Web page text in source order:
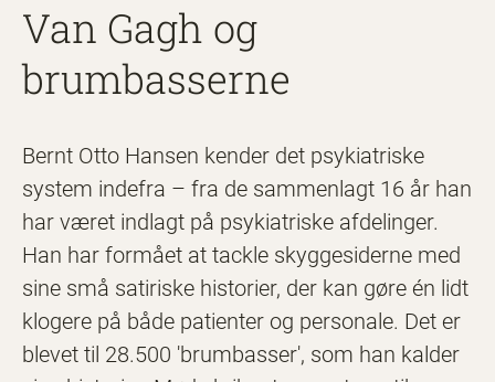
Van Gagh og
brumbasserne
Bernt Otto Hansen kender det psykiatriske
system indefra – fra de sammenlagt 16 år han
har været indlagt på psykiatriske afdelinger.
Han har formået at tackle skyggesiderne med
sine små satiriske historier, der kan gøre én lidt
klogere på både patienter og personale. Det er
blevet til 28.500 'brumbasser', som han kalder